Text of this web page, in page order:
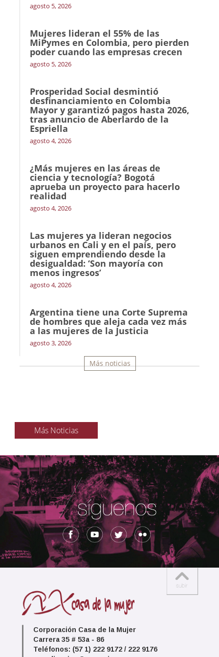
agosto 5, 2026
Mujeres lideran el 55% de las
MiPymes en Colombia, pero pierden
poder cuando las empresas crecen
agosto 5, 2026
Prosperidad Social desmintió
desfinanciamiento en Colombia
Mayor y garantizó pagos hasta 2026,
tras anuncio de Aberlardo de la
Espriella
agosto 4, 2026
¿Más mujeres en las áreas de
ciencia y tecnología? Bogotá
aprueba un proyecto para hacerlo
realidad
agosto 4, 2026
Las mujeres ya lideran negocios
urbanos en Cali y en el país, pero
siguen emprendiendo desde la
desigualdad: ‘Son mayoría con
menos ingresos’
agosto 4, 2026
Argentina tiene una Corte Suprema
de hombres que aleja cada vez más
a las mujeres de la Justicia
agosto 3, 2026
Más noticias
Más Noticias
Corporación Casa de la Mujer
Carrera 35 # 53a - 86
Teléfonos: (57 1) 222 9172 / 222 9176